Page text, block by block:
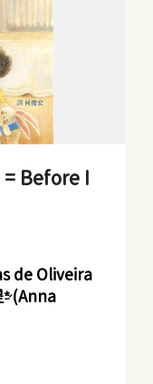
I
Oliveira
(Anna